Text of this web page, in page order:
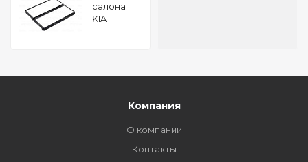
салона
KIA
Компания
О компании
Контакты